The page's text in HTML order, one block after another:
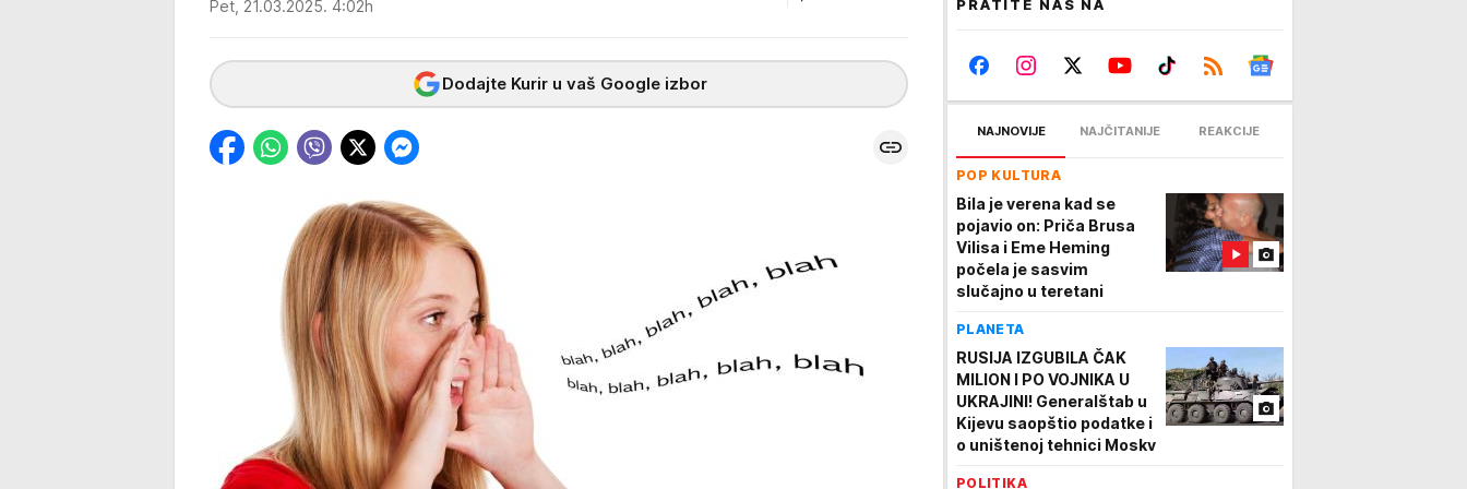
Pet, 21.03.2025. 4:02h
Dodajte Kurir u vaš Google izbor
PRATITE NAS NA
NAJNOVIJE NAJČITANIJE REAKCIJE
POP KULTURA
Bila je verena kad se
pojavio on: Priča Brusa
Vilisa i Eme Heming
počela je sasvim
slučajno u teretani
PLANETA
RUSIJA IZGUBILA ČAK
MILION I PO VOJNIKA U
UKRAJINI! Generalštab u
Kijevu saopštio podatke i
o uništenoj tehnici Moskv
POLITIKA